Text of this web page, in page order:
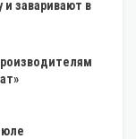
заваривают в